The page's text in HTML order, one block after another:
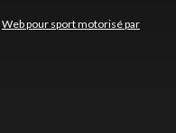
Web pour sport motorisé par